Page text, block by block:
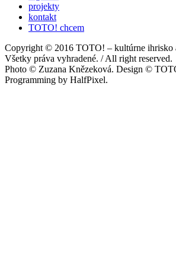
projekty
kontakt
TOTO! chcem
Copyright © 2016 TOTO! – kultúrne ihrisko
Všetky práva vyhradené. / All right reserved.
Photo © Zuzana Knězeková. Design ©
Programming by HalfPixel.